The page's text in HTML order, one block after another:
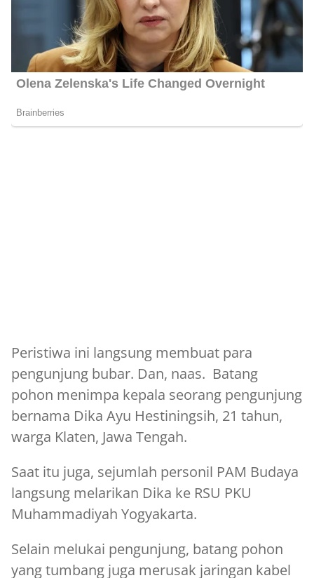
Peristiwa ini langsung membuat para
pengunjung bubar. Dan, naas. Batang
pohon menimpa kepala seorang pengunjung
bernama Dika Ayu Hestiningsih, 21 tahun,
warga Klaten, Jawa Tengah.
Saat itu juga, sejumlah personil PAM Budaya
langsung melarikan Dika ke RSU PKU
Muhammadiyah Yogyakarta.
Selain melukai pengunjung, batang pohon
yang tumbang juga merusak jaringan kabel